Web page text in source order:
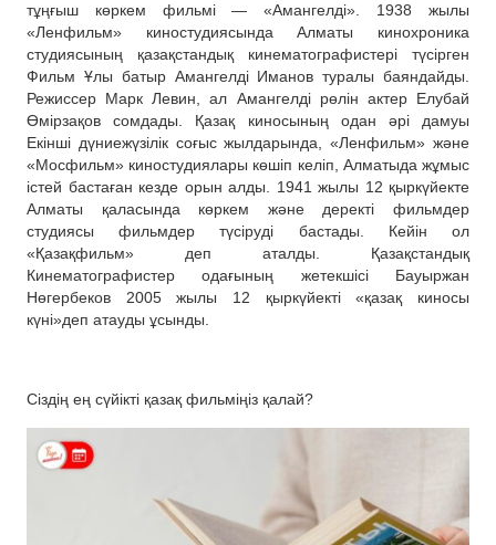
тұңғыш көркем фильмі — «Амангелді». 1938 жылы
«Ленфильм» киностудиясында Алматы кинохроника
студиясының қазақстандық кинематографистері түсірген
Фильм Ұлы батыр Амангелді Иманов туралы баяндайды.
Режиссер Марк Левин, ал Амангелді рөлін актер Елубай
Өмірзақов сомдады. Қазақ киносының одан әрі дамуы
Екінші дүниежүзілік соғыс жылдарында, «Ленфильм» және
«Мосфильм» киностудиялары көшіп келіп, Алматыда жұмыс
істей бастаған кезде орын алды. 1941 жылы 12 қыркүйекте
Алматы қаласында көркем және деректі фильмдер
студиясы фильмдер түсіруді бастады. Кейін ол
«Қазақфильм» деп аталды. Қазақстандық
Кинематографистер одағының жетекшісі Бауыржан
Нөгербеков 2005 жылы 12 қыркүйекті «қазақ киносы
күні»деп атауды ұсынды.
Сіздің ең сүйікті қазақ фильміңіз қалай?